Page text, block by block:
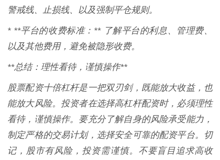
警戒线、止损线、以及强制平仓规则。
* **平台的收费标准：** 了解平台的利息、管理费、
以及其他费用，避免被隐形收费。
**总结：理性看待，谨慎操作**
股票配资十倍杠杆是一把双刃剑，既能放大收益，也
能放大风险。投资者在选择高杠杆配资时，必须理性
看待，谨慎操作。要充分了解自身的风险承受能力，
制定严格的交易计划，选择安全可靠的配资平台。切
记，股市有风险，投资需谨慎。不要盲目追求高收